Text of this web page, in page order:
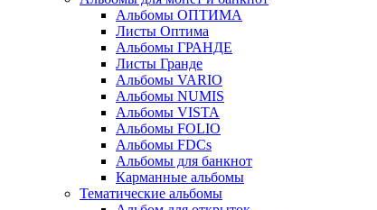
Альбомы ОПТИМА
Листы Оптима
Альбомы ГРАНДЕ
Листы Гранде
Альбомы VARIO
Альбомы NUMIS
Альбомы VISTA
Альбомы FOLIO
Альбомы FDCs
Альбомы для банкнот
Карманные альбомы
Тематические альбомы